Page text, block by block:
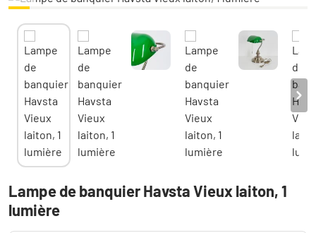
Lampe de banquier Havsta Vieux laiton, 1
lumière